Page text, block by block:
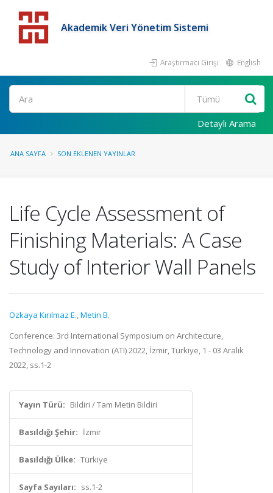
Akademik Veri Yönetim Sistemi
Araştırmacı Girişi English
Detaylı Arama
ANA SAYFA SON EKLENEN YAYINLAR
Life Cycle Assessment of
Finishing Materials: A Case
Study of Interior Wall Panels
Özkaya Kırılmaz E.,Metin B.
Conference: 3rd International Symposium on Architecture,
Technology and Innovation (ATI) 2022, İzmir, Türkiye, 1 - 03 Aralık
2022, ss.1-2
Yayın Türü: Bildiri / Tam Metin Bildiri
Basıldığı Şehir: İzmir
Basıldığı Ülke: Türkiye
Sayfa Sayıları: ss.1-2